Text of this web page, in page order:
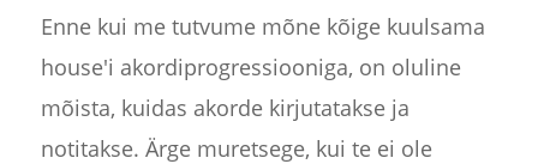
Enne kui me tutvume mõne kõige kuulsama
house'i akordiprogressiooniga, on oluline
mõista, kuidas akorde kirjutatakse ja
notitakse. Ärge muretsege, kui te ei ole